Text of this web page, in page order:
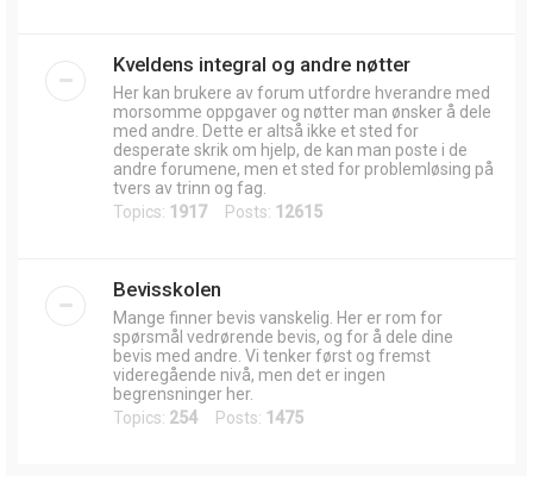
Kveldens integral og andre nøtter
Her kan brukere av forum utfordre hverandre med
morsomme oppgaver og nøtter man ønsker å dele
med andre. Dette er altså ikke et sted for
desperate skrik om hjelp, de kan man poste i de
andre forumene, men et sted for problemløsing på
tvers av trinn og fag.
Topics: 1917Posts: 12615
Bevisskolen
Mange finner bevis vanskelig. Her er rom for
spørsmål vedrørende bevis, og for å dele dine
bevis med andre. Vi tenker først og fremst
videregående nivå, men det er ingen
begrensninger her.
Topics: 254 Posts: 1475